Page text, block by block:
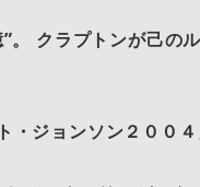
。 クラプトンが⼰の
・ジョンソン２００４